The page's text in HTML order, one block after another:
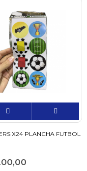
X24 PLANCHA FUTBOL